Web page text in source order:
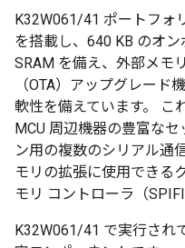
K32W061/41 ポートフォ
を搭載し、640 KB のオ
SRAM を備え、外部メモ
（OTA）アップグレード
軟性を備えています。 こ
MCU 周辺機器の豊富な
ン用の複数のシリアル通
モリの拡張に使用できる
モリ コントローラ（
K32W061/41 で実行され